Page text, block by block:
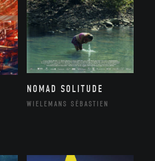
NOMAD SOLITUDE
WIELEMANS SÉBASTIEN